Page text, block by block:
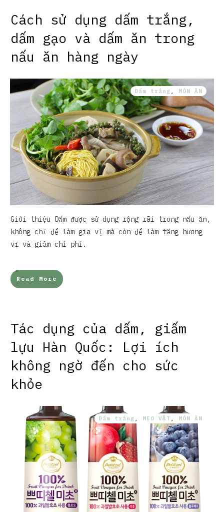
Cách sử dụng dấm trắng,
dấm gạo và dấm ăn trong
nấu ăn hàng ngày
Dấm trắng MÓN ĂN
Giới thiệu Dấm được sử dụng rộng rãi trong nấu ăn,
không chỉ để làm gia vị mà còn để làm tăng hương
vị và giảm chi phí.
Read More
Tác dụng của dấm, giấm
lựu Hàn Quốc: Lợi ích
không ngờ đến cho sức
khỏe
Dấm trắng MẸO VẶT MÓN ĂN